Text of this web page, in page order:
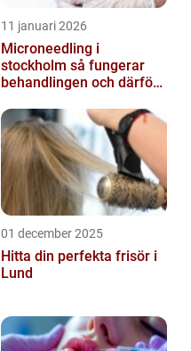
11 januari 2026
Microneedling i
stockholm så fungerar
behandlingen och därför
01 december 2025
Hitta din perfekta frisör i
Lund